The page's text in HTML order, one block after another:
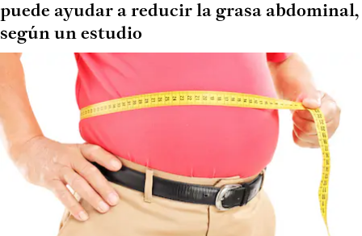
puede ayudar a reducir la grasa abdominal,
según un estudio